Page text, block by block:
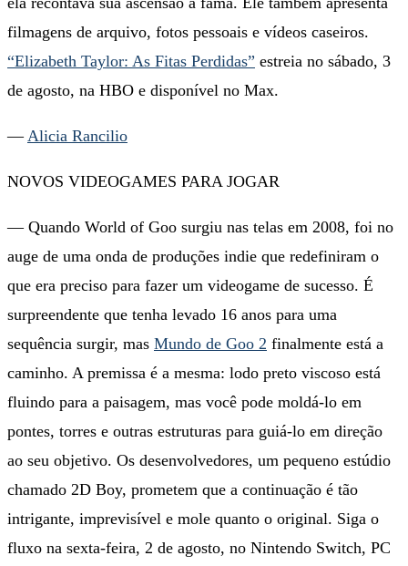
filmagens de arquivo, fotos pessoais e vídeos caseiros.
“Elizabeth Taylor: As Fitas Perdidas” estreia no sábado, 3
de agosto, na HBO e disponível no Max.
— Alicia Rancilio
NOVOS VIDEOGAMES PARA JOGAR
— Quando World of Goo surgiu nas telas em 2008, foi no
auge de uma onda de produções indie que redefiniram o
que era preciso para fazer um videogame de sucesso. É
surpreendente que tenha levado 16 anos para uma
sequência surgir, mas Mundo de Goo 2 finalmente está a
caminho. A premissa é a mesma: lodo preto viscoso está
fluindo para a paisagem, mas você pode moldá-lo em
pontes, torres e outras estruturas para guiá-lo em direção
ao seu objetivo. Os desenvolvedores, um pequeno estúdio
chamado 2D Boy, prometem que a continuação é tão
intrigante, imprevisível e mole quanto o original. Siga o
fluxo na sexta-feira, 2 de agosto, no Nintendo Switch, PC